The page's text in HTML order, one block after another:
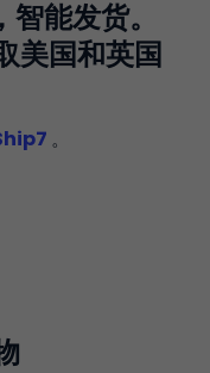
能发货。
美国和英国
。